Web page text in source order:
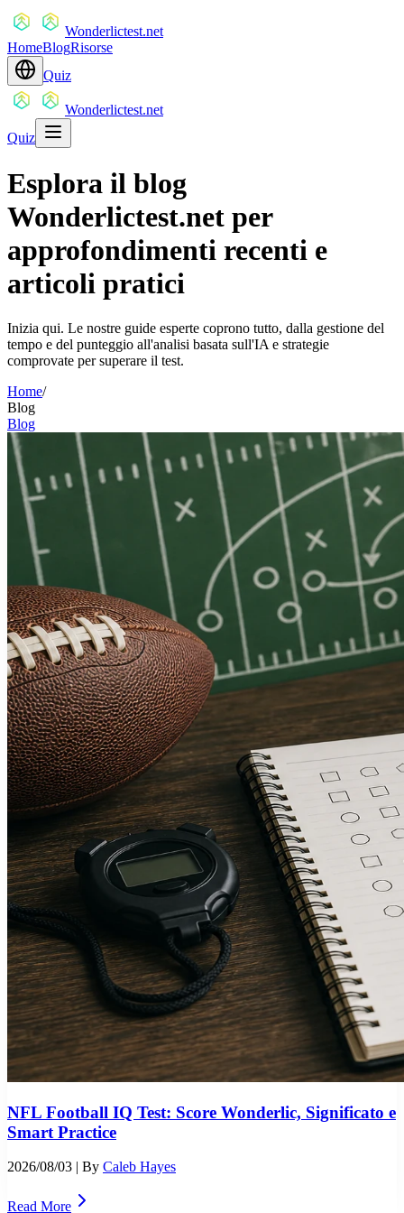
Wonderlictest.net
HomeBlogRisorse
Quiz
Wonderlictest.net
Quiz
Esplora il blog
Wonderlictest.net per
approfondimenti recenti e
articoli pratici
Inizia qui. Le nostre guide esperte coprono tutto, dalla gestione del
tempo e del punteggio all'analisi basata sull'IA e strategie
comprovate per superare il test.
Home/
Blog
Blog
NFL Football IQ Test: Score Wonderlic, Significato e
Smart Practice
2026/08/03 | By Caleb Hayes
Read More